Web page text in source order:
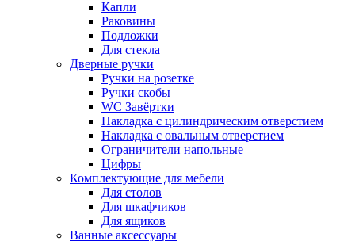
Капли
Раковины
Подложки
Для стекла
Дверные ручки
Ручки на розетке
Ручки скобы
WC Завёртки
Накладка с цилиндрическим отверстием
Накладка с овальным отверстием
Ограничители напольные
Цифры
Комплектующие для мебели
Для столов
Для шкафчиков
Для ящиков
Ванные аксессуары